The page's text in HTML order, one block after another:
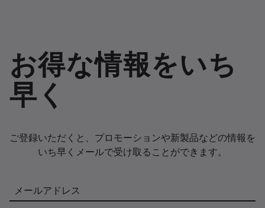
お得な情報をいち
早く
ご登録いただくと、プロモーションや新製品などの情報を
いち早くメールで受け取ることができます。
メールアドレス